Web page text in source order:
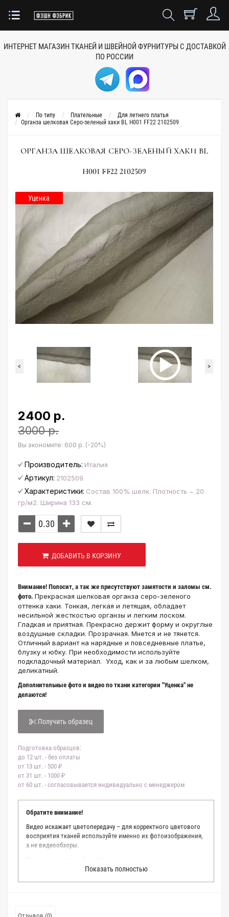
ИНТЕРНЕТ МАГАЗИН ТКАНЕЙ И ШВЕЙНОЙ ФУРНИТУРЫ С ДОСТАВКОЙ
ПО РОССИИ
По типу Плательные
Для летнего платья
Органза шелковая Серо-зеленый хаки BL H001 FF22 2102509
ОРГАНЗА ШЕЛКОВАЯ СЕРО-ЗЕЛЕНЫЙ ХАКИ BL
H001 FF22 2102509
Уценка
< >
2400 р.
3000 р.
Вы экономите: 600 р. (-20%)
Производитель: Италия
Артикул: 2102509
Характеристики: Состав 100% шелк. Плотность ~ 20
гр/м2. Ширина 133 см.
ДОБАВИТЬ В КОРЗИНУ
Внимание! Полосит, а так же присутствуют замятости и заломы см.
фото. Прекрасная шелковая органза серо-зеленого
оттенка хаки. Тонкая, легкая и летящая, обладает
несильной жесткостью органзы и легким лоском.
Гладкая и приятная. Прекрасно держит форму и округлые
воздушные складки. Прозрачная. Мнется и не тянется.
Отличный вариант на нарядные и повседневные платье,
блузку и юбку. При необходимости используйте
подкладочный материал.
Уход, как и за любым шелком,
деликатный.
Дополнительные фото и видео по ткани категории "Уценка" не
делаются!
Получить образец
Подготовка образцов:
до 12 шт. - без оплаты
от 13 шт. - 500 ₽
от 31 шт. - 1000 ₽
от 60 шт. - согласовывается индивидуально с менеджером
Обратите внимание!
Видео искажает цветопередачу – для корректного цветового
восприятия тканей используйте именно их фотоизображения,
а не видеообзоры.
Мы делаем все возможное, чтобы точно описать цвет каждой
ткани из нашего каталога. Мы осматриваем и фотографируем
Показать полностью